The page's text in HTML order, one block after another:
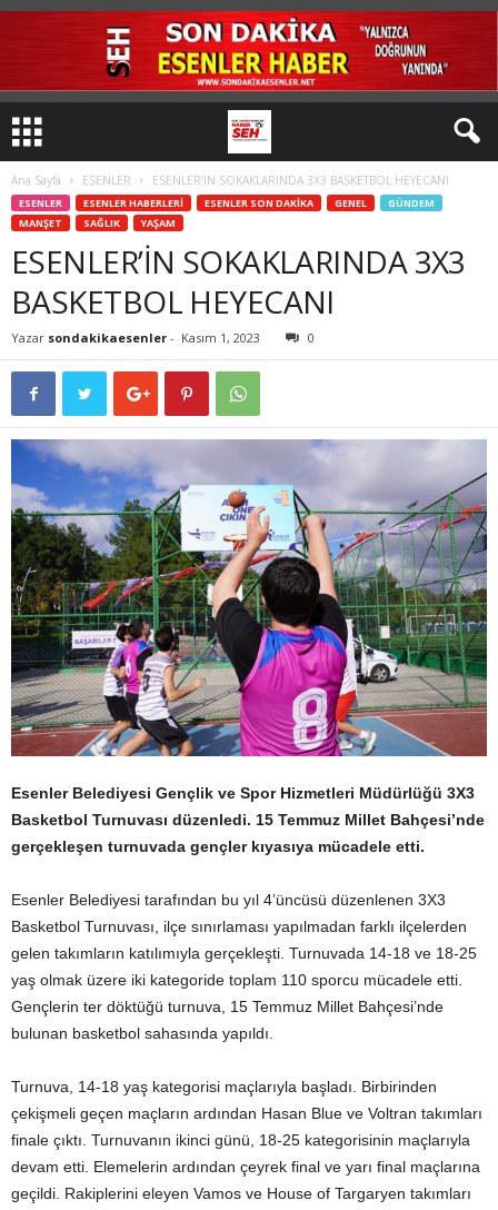
Ana Sayfa ESENLER ESENLER’İN SOKAKLARINDA 3X3 BASKETBOL HEYECANI
ESENLER ESENLER HABERLERİ ESENLER SON DAKİKA GENEL
GÜNDEM
MANŞET
SAĞLIK YAŞAM
ESENLER’İN SOKAKLARINDA 3X3
BASKETBOL HEYECANI
Yazar sondakikaesenler - Kasım 1, 2023 0
Esenler Belediyesi Gençlik ve Spor Hizmetleri Müdürlüğü 3X3
Basketbol Turnuvası düzenledi. 15 Temmuz Millet Bahçesi’nde
gerçekleşen turnuvada gençler kıyasıya mücadele etti.
Esenler Belediyesi tarafından bu yıl 4’üncüsü düzenlenen 3X3
Basketbol Turnuvası, ilçe sınırlaması yapılmadan farklı ilçelerden
gelen takımların katılımıyla gerçekleşti. Turnuvada 14-18 ve 18-25
yaş olmak üzere iki kategoride toplam 110 sporcu mücadele etti.
Gençlerin ter döktüğü turnuva, 15 Temmuz Millet Bahçesi’nde
bulunan basketbol sahasında yapıldı.
Turnuva, 14-18 yaş kategorisi maçlarıyla başladı. Birbirinden
çekişmeli geçen maçların ardından Hasan Blue ve Voltran takımları
finale çıktı. Turnuvanın ikinci günü, 18-25 kategorisinin maçlarıyla
devam etti. Elemelerin ardından çeyrek final ve yarı final maçlarına
geçildi. Rakiplerini eleyen Vamos ve House of Targaryen takımları